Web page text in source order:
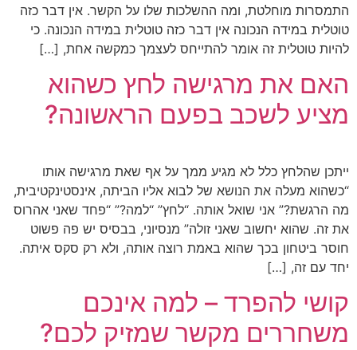
התמסרות מוחלטת, ומה ההשלכות שלו על הקשר. אין דבר כזה
טוטלית במידה הנכונה אין דבר כזה טוטלית במידה הנכונה. כי
להיות טוטלית זה אומר להתייחס לעצמך כמקשה אחת, […]
האם את מרגישה לחץ כשהוא
מציע לשכב בפעם הראשונה?
ייתכן שהלחץ כלל לא מגיע ממך על אף שאת מרגישה אותו
“כשהוא מעלה את הנושא של לבוא אליו הביתה, אינסטינקטיבית,
מה הרגשת?” אני שואל אותה. “לחץ” “למה?” “פחד שאני אהרוס
את זה. שהוא יחשוב שאני זולה” מנסיוני, בבסיס יש פה פשוט
חוסר ביטחון בכך שהוא באמת רוצה אותה, ולא רק סקס איתה.
יחד עם זה, […]
קושי להפרד – למה אינכם
משחררים מקשר שמזיק לכם?